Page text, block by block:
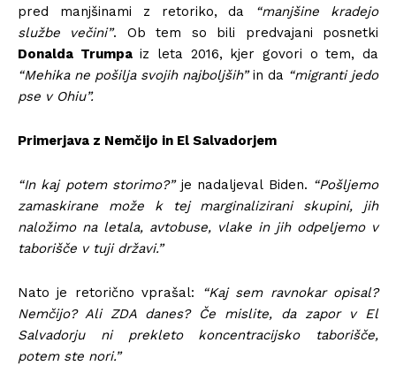
pred manjšinami z retoriko, da
“manjšine kradejo
službe večini”. Ob tem so bili predvajani posnetki
Donalda Trumpaiz leta 2016, kjer govori o tem, da
“Mehika ne pošilja svojih najboljših”in da “migranti jedo
pse v Ohiu”.
Primerjava z Nemčijo in El Salvadorjem
“In kaj potem storimo?”je nadaljeval Biden. “Pošljemo
zamaskirane može k tej marginalizirani skupini, jih
naložimo na letala, avtobuse, vlake in jih odpeljemo v
taborišče v tuji državi.”
Nato je retorično vprašal:
“Kaj sem ravnokar opisal?
Nemčijo? Ali ZDA danes? Če mislite, da zapor v El
Salvadorju ni prekleto koncentracijsko taborišče,
potem ste nori.”